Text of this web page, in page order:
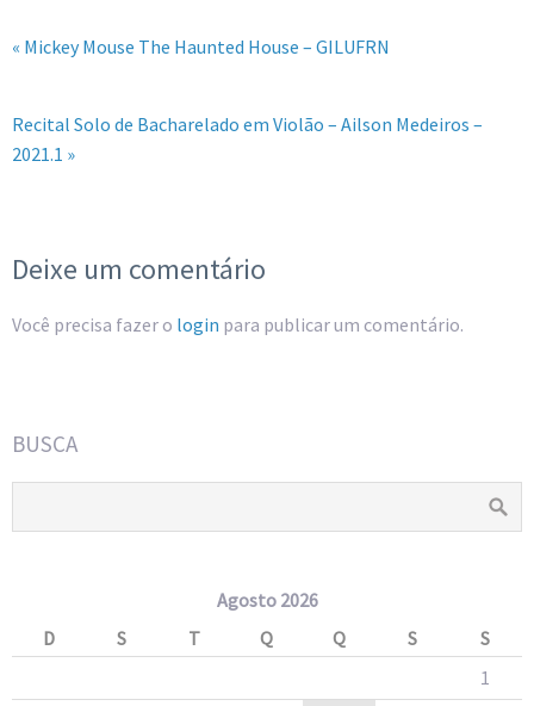
« Mickey Mouse The Haunted House – GILUFRN
Recital Solo de Bacharelado em Violão – Ailson Medeiros –
2021.1 »
Deixe um comentário
Você precisa fazer o login para publicar um comentário.
BUSCA
Agosto 2026
D
S T Q Q S
S
1